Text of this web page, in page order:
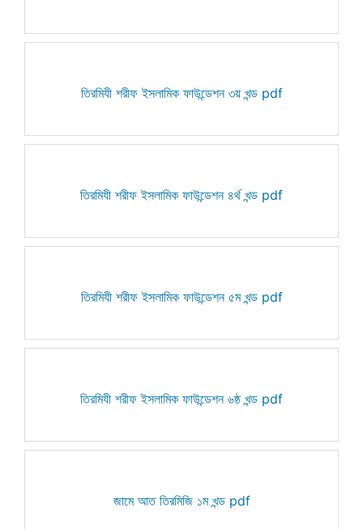
তিরমিযী শরীফ ইসলামিক ফাউন্ডেশন ৩য় খন্ড pdf
তিরমিযী শরীফ ইসলামিক ফাউন্ডেশন ৪র্থ খন্ড pdf
তিরমিযী শরীফ ইসলামিক ফাউন্ডেশন ৫ম খন্ড pdf
তিরমিযী শরীফ ইসলামিক ফাউন্ডেশন ৬ষ্ঠ খন্ড pdf
জামে আত তিরমিজি ১ম খন্ড pdf